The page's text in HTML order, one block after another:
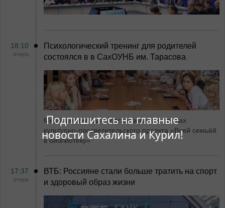
Подпишитесь на главные
новости Сахалина и Курил!
18:10
вчера
Психологический тренинг для родителей
состоялся в в СахОУНБ им. Тарасова
Мероприятие было организовано в рамках
культурно-просветительского проекта «Всей семьёй
в библиотеку»
17:37
вчера
ВТБ: Россияне стали больше тратить на спорт
и здоровый образ жизни